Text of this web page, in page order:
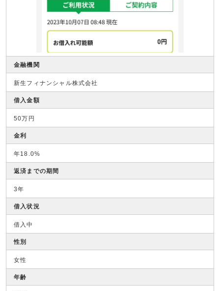
金融機関
新生フィナンシャル株式会社
借入金額
50万円
金利
年18.0%
返済までの期間
3年
借入状況
借入中
性別
女性
年齢